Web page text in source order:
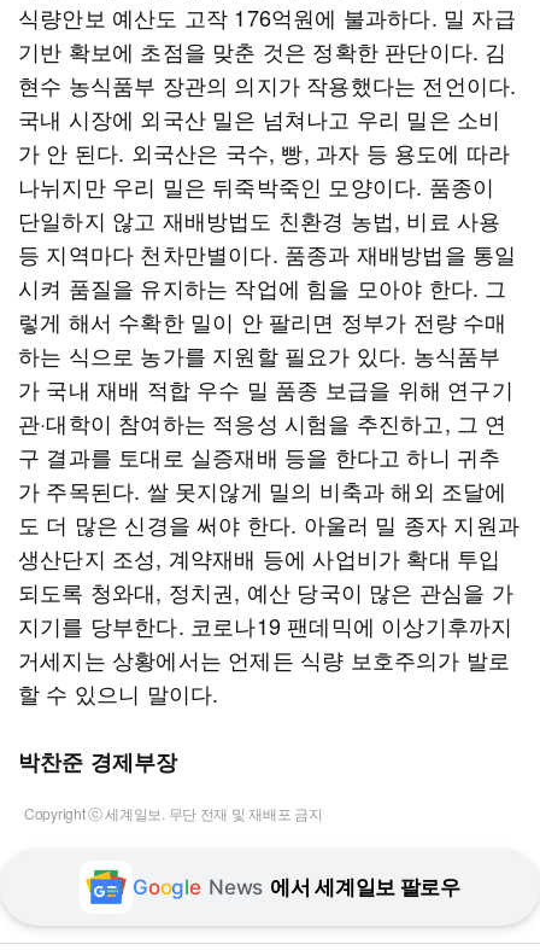
식량안보 예산도 고작 176억원에 불과하다. 밀 자급
기반 확보에 초점을 맞춘 것은 정확한 판단이다. 김
현수 농식품부 장관의 의지가 작용했다는 전언이다.
국내 시장에 외국산 밀은 넘쳐나고 우리 밀은 소비
가 안 된다. 외국산은 국수, 빵, 과자 등 용도에 따라
나뉘지만 우리 밀은 뒤죽박죽인 모양이다. 품종이
단일하지 않고 재배방법도 친환경 농법, 비료 사용
등 지역마다 천차만별이다. 품종과 재배방법을 통일
시켜 품질을 유지하는 작업에 힘을 모아야 한다. 그
렇게 해서 수확한 밀이 안 팔리면 정부가 전량 수매
하는 식으로 농가를 지원할 필요가 있다. 농식품부
가 국내 재배 적합 우수 밀 품종 보급을 위해 연구기
관·대학이 참여하는 적응성 시험을 추진하고, 그 연
구 결과를 토대로 실증재배 등을 한다고 하니 귀추
가 주목된다. 쌀 못지않게 밀의 비축과 해외 조달에
도 더 많은 신경을 써야 한다. 아울러 밀 종자 지원과
생산단지 조성, 계약재배 등에 사업비가 확대 투입
되도록 청와대, 정치권, 예산 당국이 많은 관심을 가
지기를 당부한다. 코로나19 팬데믹에 이상기후까지
거세지는 상황에서는 언제든 식량 보호주의가 발로
할 수 있으니 말이다.
박찬준 경제부장
Copyright ⓒ 세계일보. 무단 전재 및 재배포 금지
Google News 에서 세계일보 팔로우